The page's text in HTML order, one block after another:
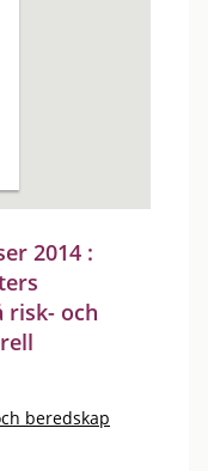
2014 :
risk- och
beredskap